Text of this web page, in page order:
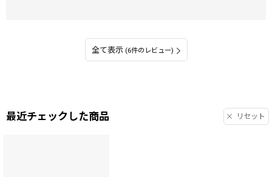
全て表示 (6件のレビュー)
最近チェックした商品 リセット